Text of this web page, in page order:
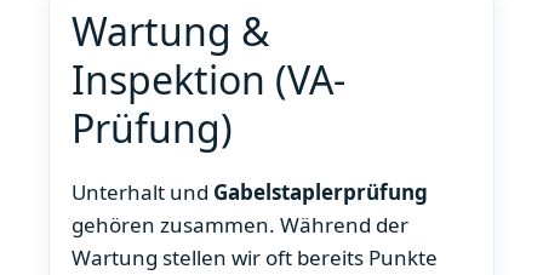
Wartung &
Inspektion (VA-
Prüfung)
Unterhalt und Gabelstaplerprüfung
gehören zusammen. Während der
Wartung stellen wir oft bereits Punkte